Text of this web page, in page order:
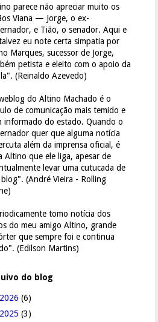
parece não apreciar muito os
Viana — Jorge, o ex-
e Tião, o senador. Aqui e
eu note certa simpatia por
Marques, sucessor de Jorge,
petista e eleito com o apoio da
(Reinaldo Azevedo)
do Altino Machado é o
de comunicação mais temido e
informado do estado. Quando o
quer que alguma notícia
além da imprensa oficial, é
Altino que ele liga, apesar de
levar uma cutucada de
blog". (André Vieira - Rolling
tomo notícia dos
do meu amigo Altino, grande
que sempre foi e continua
(Edilson Martins)
do blog
2026 (6)
2025 (3)